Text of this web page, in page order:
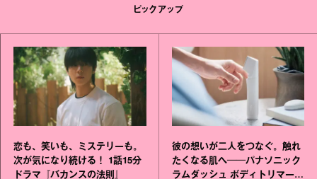
ピックアップ
恋も、笑いも、ミステリーも。
次が気になり続ける！ 1話15分
ドラマ『バカンスの法則』
彼の想いが二人をつなぐ。触れ
たくなる肌へ──パナソニック
ラムダッシュ ボディトリマーが